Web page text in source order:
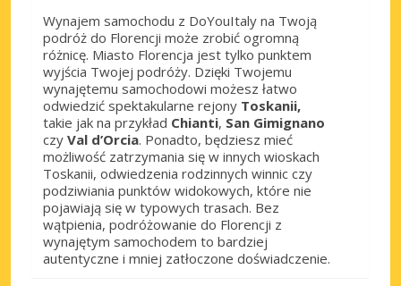
Wynajem samochodu z DoYouItaly na Twoją
podróż do Florencji może zrobić ogromną
różnicę. Miasto Florencja jest tylko punktem
wyjścia Twojej podróży. Dzięki Twojemu
wynajętemu samochodowi możesz łatwo
odwiedzić spektakularne rejony Toskanii,
takie jak na przykład Chianti, San Gimignano
czy Val d’Orcia. Ponadto, będziesz mieć
możliwość zatrzymania się w innych wioskach
Toskanii, odwiedzenia rodzinnych winnic czy
podziwiania punktów widokowych, które nie
pojawiają się w typowych trasach. Bez
wątpienia, podróżowanie do Florencji z
wynajętym samochodem to bardziej
autentyczne i mniej zatłoczone doświadczenie.